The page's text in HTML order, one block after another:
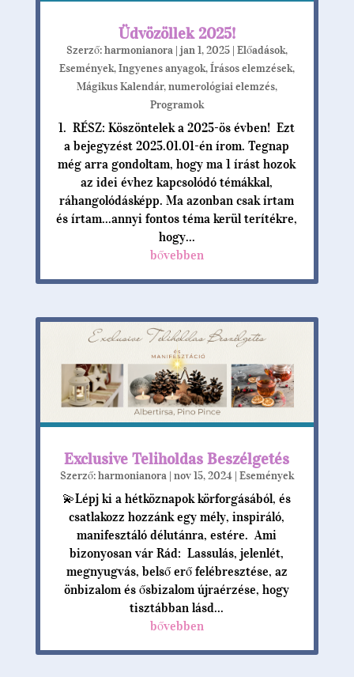
Üdvözöllek 2025!
Szerző:harmonianora| jan 1, 2025| Előadások,
Események,Ingyenes anyagok,Írásos elemzések,
Mágikus Kalendár,numerológiai elemzés,
Programok
1. RÉSZ: Köszöntelek a 2025-ös évben! Ezt
a bejegyzést 2025.01.01-én írom. Tegnap
még arra gondoltam, hogy ma 1 írást hozok
az idei évhez kapcsolódó témákkal,
ráhangolódásképp. Ma azonban csak írtam
és írtam...annyi fontos téma kerül terítékre,
hogy...
bővebben
Exclusive Teliholdas Beszélgetés
Szerző:harmonianora| nov 15, 2024| Események
💫Lépj ki a hétköznapok körforgásából, és
csatlakozz hozzánk egy mély, inspiráló,
manifesztáló délutánra, estére. Ami
bizonyosan vár Rád: Lassulás, jelenlét,
megnyugvás, belső erő felébresztése, az
önbizalom és ősbizalom újraérzése, hogy
tisztábban lásd...
bővebben